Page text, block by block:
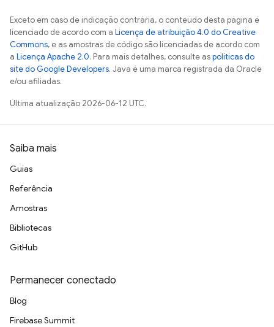
Exceto em caso de indicação contrária, o conteúdo desta página é
licenciado de acordo com a Licença de atribuição 4.0 do Creative
Commons, e as amostras de código são licenciadas de acordo com
a Licença Apache 2.0. Para mais detalhes, consulte aspolíticas do
site do Google Developers. Java é uma marca registrada da Oracle
e/ou afiliadas.
Última atualização 2026-06-12 UTC.
Saiba mais
Guias
Referência
Amostras
Bibliotecas
GitHub
Permanecer conectado
Blog
Firebase Summit